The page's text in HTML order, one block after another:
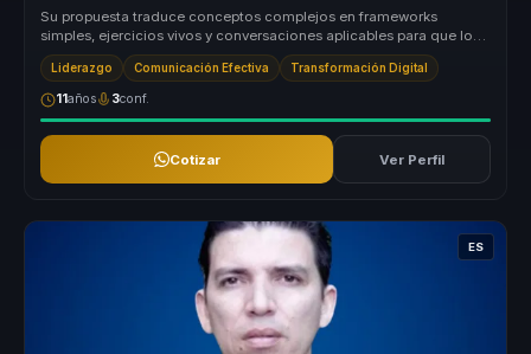
Su propuesta traduce conceptos complejos en frameworks
simples, ejercicios vivos y conversaciones aplicables para que los
equipos convier...
Liderazgo Comunicación Efectiva Transformación Digital
11años 3conf.
Cotizar Ver Perfil
ES